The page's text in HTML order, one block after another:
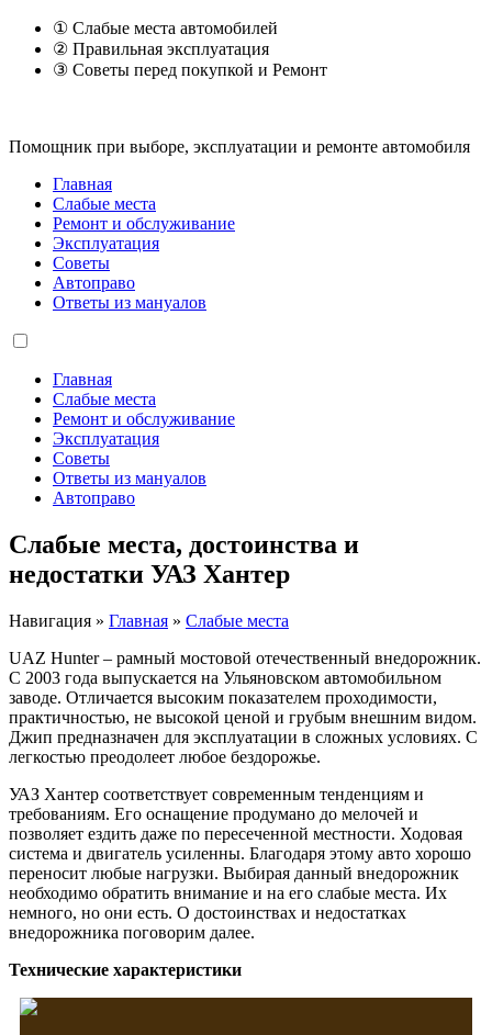
① Слабые места автомобилей
② Правильная эксплуатация
③ Советы перед покупкой и Ремонт
Помощник при выборе, эксплуатации и ремонте автомобиля
Главная
Слабые места
Ремонт и обслуживание
Эксплуатация
Советы
Автоправо
Ответы из мануалов
Главная
Слабые места
Ремонт и обслуживание
Эксплуатация
Советы
Ответы из мануалов
Автоправо
Слабые места, достоинства и
недостатки УАЗ Хантер
Навигация » Главная » Слабые места
UAZ Hunter– рамный мостовой отечественный внедорожник.
С 2003 года выпускается на Ульяновском автомобильном
заводе. Отличается высоким показателем проходимости,
практичностью, не высокой ценой и грубым внешним видом.
Джип предназначен для эксплуатации в сложных условиях. С
легкостью преодолеет любое бездорожье.
УАЗ Хантер соответствует современным тенденциям и
требованиям. Его оснащение продумано до мелочей и
позволяет ездить даже по пересеченной местности. Ходовая
система и двигатель усиленны. Благодаря этому авто хорошо
переносит любые нагрузки. Выбирая данный внедорожник
необходимо обратить внимание и на его слабые места. Их
немного, но они есть. О достоинствах и недостатках
внедорожника поговорим далее.
Технические характеристики